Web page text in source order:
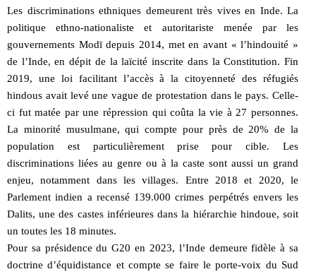
Les discriminations ethniques demeurent très vives en Inde. La
politique ethno-nationaliste et autoritariste menée par les
gouvernements Modī depuis 2014, met en avant « l’hindouité »
de l’Inde, en dépit de la laïcité inscrite dans la Constitution. Fin
2019, une loi facilitant l’accès à la citoyenneté des réfugiés
hindous avait levé une vague de protestation dans le pays. Celle-
ci fut matée par une répression qui coûta la vie à 27 personnes.
La minorité musulmane, qui compte pour près de 20% de la
population est particulièrement prise pour cible. Les
discriminations liées au genre ou à la caste sont aussi un grand
enjeu, notamment dans les villages. Entre 2018 et 2020, le
Parlement indien a recensé 139.000 crimes perpétrés envers les
Dalits, une des castes inférieures dans la hiérarchie hindoue, soit
un toutes les 18 minutes.
Pour sa présidence du G20 en 2023, l’Inde demeure fidèle à sa
doctrine d’équidistance et compte se faire le porte-voix du Sud